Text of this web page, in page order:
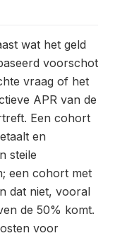
wat het geld
voorschot
vraag of het
APR van de
Een cohort
en
steile
een cohort met
dat niet, vooral
de 50% komt.
voor